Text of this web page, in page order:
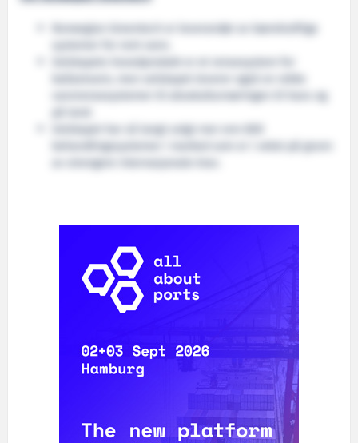
Norwegian Greentech er leverandør av bærekraftige
Selskapets hovedprodukt er et rensesystem for
ballastvann, men selskapet leverer også en rekke
vannrensesystemer til akvakulturnæringen til havs og
Selskapet har så langt solgt mer enn 800
behandlingssystemer i marked som er i vekst på grunn
av strengere internasjonale krav.